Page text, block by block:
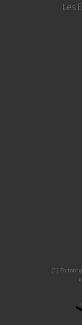
Les
(1) En tant